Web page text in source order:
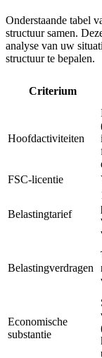
Onderstaande tabel
structuur samen.
analyse van uw
structuur te bepalen.
Criterium
Hoofdactiviteiten
FSC-licentie
Belastingtarief
Belastingverdragen
Economische
substantie